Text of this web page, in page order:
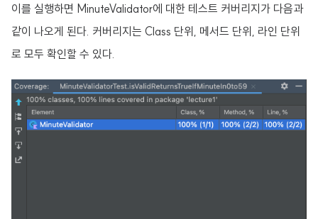
이를 실행하면 MinuteValidator에 대한 테스트 커버리지가 다음과
같이 나오게 된다. 커버리지는 Class 단위, 메서드 단위, 라인 단위
로 모두 확인할 수 있다.